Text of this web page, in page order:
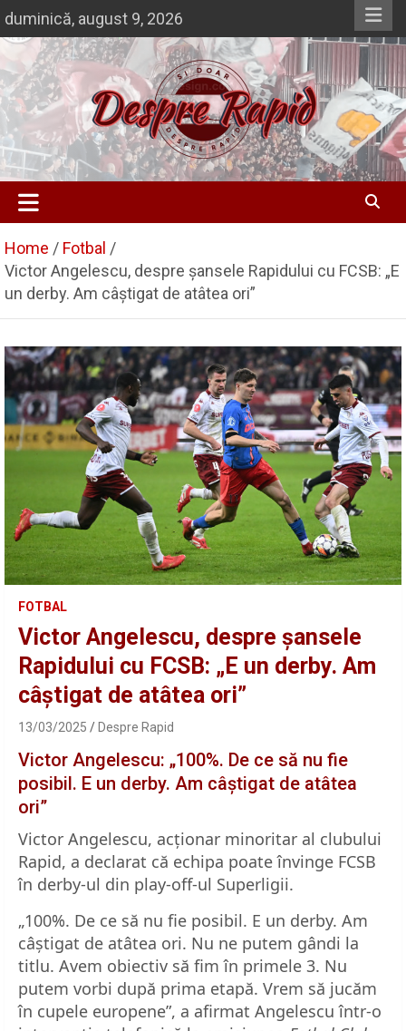
Skip
to
content
duminică, august 9, 2026
Despre Rapid
Si doar … despre Rapid
Home
Fotbal
Victor Angelescu, despre șansele Rapidului cu FCSB: „E
un derby. Am câștigat de atâtea ori”
FOTBAL
Victor Angelescu, despre șansele
Rapidului cu FCSB: „E un derby. Am
câștigat de atâtea ori”
13/03/2025 Despre Rapid
Victor Angelescu: „100%. De ce să nu fie
posibil. E un derby. Am câștigat de atâtea
ori”
Victor Angelescu, acționar minoritar al clubului
Rapid, a declarat că echipa poate învinge FCSB
în derby-ul din play-off-ul Superligii.
„100%. De ce să nu fie posibil. E un derby. Am
câștigat de atâtea ori. Nu ne putem gândi la
titlu. Avem obiectiv să fim în primele 3. Nu
putem vorbi după prima etapă. Vrem să jucăm
în cupele europene”, a afirmat Angelescu într-o